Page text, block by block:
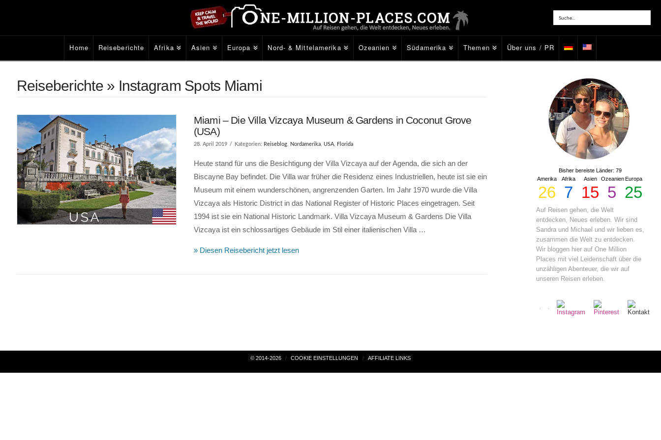
Home Reiseberichte Afrika Asien Europa Nord- & Mittelamerika Ozeanien Südamerika Themen Über uns / PR
Reiseberichte » Instagram Spots Miami
Miami – Die Villa Vizcaya Museum & Gardens in Coconut Grove
(USA)
28. April 2019 Kategorien: Reiseblog, Nordamerika, USA, Florida
Heute stand für uns die Besichtigung der Villa Vizcaya auf der Agenda, die sich an der
Biscayne Bay befindet. Die Villa war früher die Residenz eines Industriellen, heute ist sie ein
Museum mit einem wunderschönen, angrenzenden Garten. Im Jahr 1970 wurde die Villa
Vizcaya als Historic District in das National Register of Historic Places eingetragen. Seit
1994 ist sie ein National Historic Landmark. Villa Vizcaya Museum & Gardens Die Villa
Vizcaya ist ein schlossartiges Gebäude im Stil einer italienischen Villa …
» Diesen Reisebericht jetzt lesen
Bisher bereiste Länder: 79
Amerika
26
Afrika
7
Asien
15
Ozeanien
5
Europa
25
Auf Reisen gehen, die Welt
entdecken, Neues erleben. Wir sind
Sandra und Michael und wir lieben es,
zusammen die Welt zu entdecken.
Wir bloggen hier auf One Million
Places mit viel Leidenschaft über die
unzähligen Abenteuer, die wir auf
unseren Reisen erleben.
© 2014-2026 COOKIE EINSTELLUNGEN AFFILIATE LINKS